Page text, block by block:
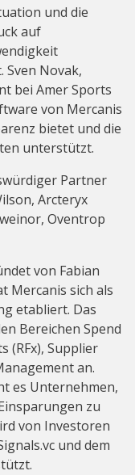
und die
auf
Novak,
bei Amer Sports
von Mercanis
bietet und die
unterstützt.
Partner
Arcteryx
Oventrop
von Fabian
Mercanis sich als
etabliert. Das
Bereichen Spend
(RFx), Supplier
an.
es Unternehmen,
zu
von Investoren
und dem